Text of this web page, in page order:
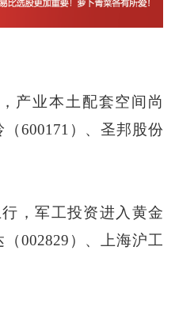
产业本土配套空间尚
600171）、圣邦股份
，军工投资进入黄金
002829）、上海沪工